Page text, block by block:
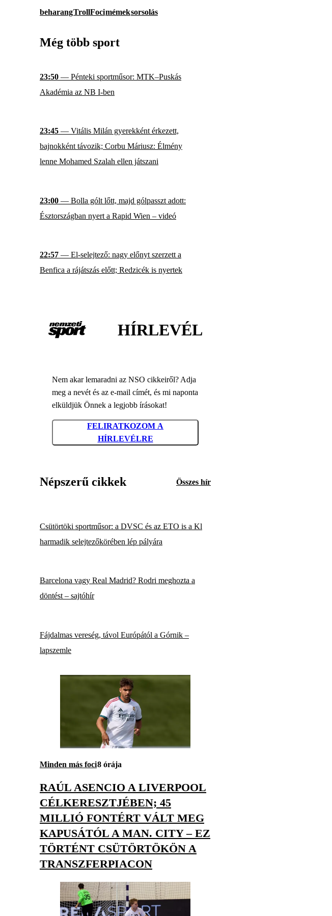
beharangTrollFocimémeksorsolás
Még több sport
23:50 — Pénteki sportműsor: MTK–Puskás
Akadémia az NB I-ben
23:45 — Vitális Milán gyerekként érkezett,
bajnokként távozik; Corbu Máriusz: Élmény
lenne Mohamed Szalah ellen játszani
23:00 — Bolla gólt lőtt, majd gólpasszt adott:
Észtországban nyert a Rapid Wien – videó
22:57 — El-selejtező: nagy előnyt szerzett a
Benfica a rájátszás előtt; Redzicék is nyertek
HÍRLEVÉL
Nem akar lemaradni az NSO cikkeiről? Adja
meg a nevét és az e-mail címét, és mi naponta
elküldjük Önnek a legjobb írásokat!
FELIRATKOZOM A
HÍRLEVÉLRE
Népszerű cikkek Összes hír
Csütörtöki sportműsor: a DVSC és az ETO is a Kl
harmadik selejtezőkörében lép pályára
Barcelona vagy Real Madrid? Rodri meghozta a
döntést – sajtóhír
Fájdalmas vereség, távol Európától a Górnik –
lapszemle
Minden más foci8 órája
RAÚL ASENCIO A LIVERPOOL
CÉLKERESZTJÉBEN; 45
MILLIÓ FONTÉRT VÁLT MEG
KAPUSÁTÓL A MAN. CITY – EZ
TÖRTÉNT CSÜTÖRTÖKÖN A
TRANSZFERPIACON